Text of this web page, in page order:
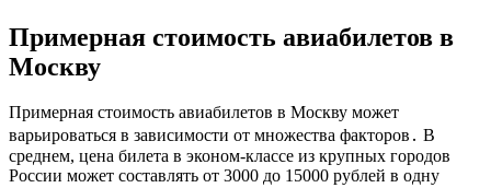
Примерная стоимость авиабилетов в
Москву
Примерная стоимость авиабилетов в Москву может
варьироваться в зависимости от множества факторов․ В
среднем, цена билета в эконом-классе из крупных городов
России может составлять от 3000 до 15000 рублей в одну